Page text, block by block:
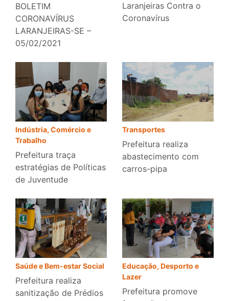
BOLETIM
CORONAVÍRUS
LARANJEIRAS-SE –
05/02/2021
Laranjeiras Contra o
Coronavírus
Indústria, Comércio e
Trabalho
Prefeitura traça
estratégias de Políticas
de Juventude
Transportes
Prefeitura realiza
abastecimento com
carros-pipa
Saúde e Bem-estar Social
Prefeitura realiza
sanitização de Prédios
Educação, Desporto e
Lazer
Prefeitura promove